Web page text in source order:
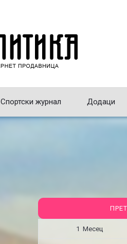
Спортски журнал Додаци
1 Месец